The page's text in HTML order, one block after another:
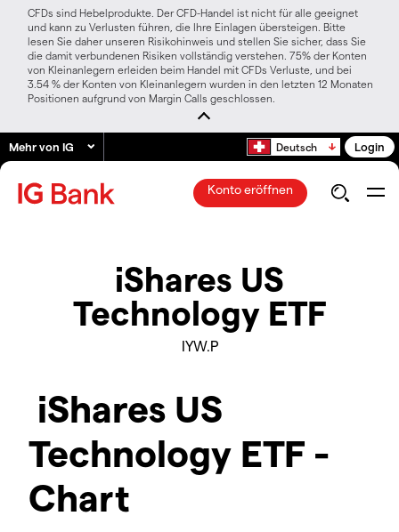
CFDs sind Hebelprodukte. Der CFD-Handel ist nicht für alle geeignet
und kann zu Verlusten führen, die Ihre Einlagen übersteigen. Bitte
lesen Sie daher unseren Risikohinweis und stellen Sie sicher, dass Sie
die damit verbundenen Risiken vollständig verstehen. 75% der Konten
von Kleinanlegern erleiden beim Handel mit CFDs Verluste, und bei
3.54 % der Konten von Kleinanlegern wurden in den letzten 12 Monaten
Positionen aufgrund von Margin Calls geschlossen.
Mehr von IG Deutsch Login
Konto eröffnen
iShares US
Technology ETF
IYW.P
iShares US
Technology ETF -
Chart